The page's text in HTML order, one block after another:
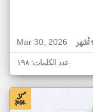
Mar 30, 2026
عدد الكلمات: ١٩٨